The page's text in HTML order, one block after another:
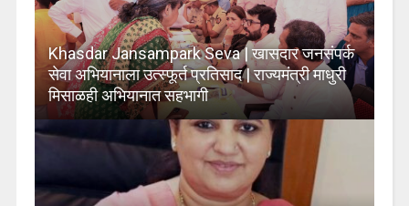
Khasdar Jansampark Seva | खासदार जनसंपर्क
सेवा अभियानाला उत्स्फूर्त प्रतिसाद | राज्यमंत्री माधुरी
मिसाळही अभियानात सहभागी